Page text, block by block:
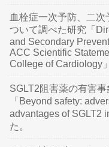
血栓症一次予防、二
ついて調べた研究「
and Secondary
ACC Scientific
College of Cardiology
SGLT2阻害薬の有害
「Beyond safety:
advantages of SGLT2
た。